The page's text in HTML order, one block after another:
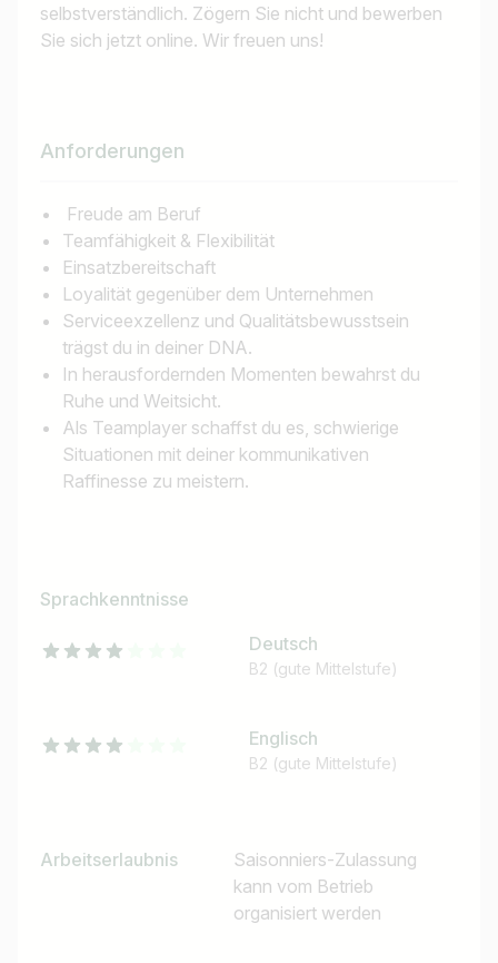
selbstverständlich. Zögern Sie nicht und bewerben
Sie sich jetzt online. Wir freuen uns!
Anforderungen
Freude am Beruf
Teamfähigkeit & Flexibilität
Einsatzbereitschaft
Loyalität gegenüber dem Unternehmen
Serviceexzellenz und Qualitätsbewusstsein
trägst du in deiner DNA.
In herausfordernden Momenten bewahrst du
Ruhe und Weitsicht.
Als Teamplayer schaffst du es, schwierige
Situationen mit deiner kommunikativen
Raffinesse zu meistern.
Sprachkenntnisse
Deutsch
B2 (gute Mittelstufe)
Englisch
B2 (gute Mittelstufe)
Arbeitserlaubnis
Saisonniers-Zulassung
kann vom Betrieb
organisiert werden